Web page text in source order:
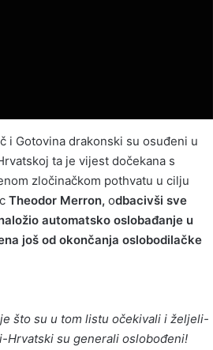
i Gotovina drakonski su osuđeni u
ta je vijest dočekana s
zločinačkom pothvatu u cilju
Theodor Merron, odbacivši sve
automatsko oslobađanje u
još od okončanja oslobodilačke
što su u tom listu očekivali i željeli-
su generali oslobođeni!